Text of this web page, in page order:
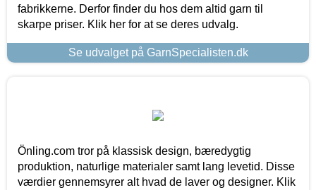
fabrikkerne. Derfor finder du hos dem altid garn til
skarpe priser. Klik her for at se deres udvalg.
Se udvalget på GarnSpecialisten.dk
Önling.com tror på klassisk design, bæredygtig
produktion, naturlige materialer samt lang levetid. Disse
værdier gennemsyrer alt hvad de laver og designer. Klik